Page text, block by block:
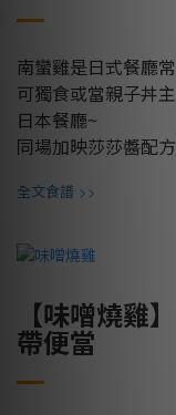
南蠻雞是日式餐廳
可獨食或當親子丼
日本餐廳~
同場加映莎莎醬配方
全文食譜 >>
【味噌燒雞
帶便當